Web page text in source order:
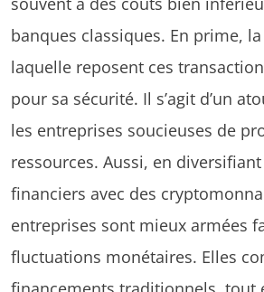
banques classiques. En prime,
laquelle reposent ces
pour sa sécurité. Il s’agit d’un
les entreprises soucieuses de
ressources. Aussi, en
financiers avec des
entreprises sont mieux armées
fluctuations monétaires. Elles